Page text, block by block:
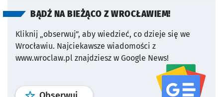
BĄDŹ NA BIEŻĄCO Z WROCŁAWIEM!
Kliknij „obserwuj”, aby wiedzieć, co dzieje się we
Wrocławiu. Najciekawsze wiadomości z
www.wroclaw.pl znajdziesz w Google News!